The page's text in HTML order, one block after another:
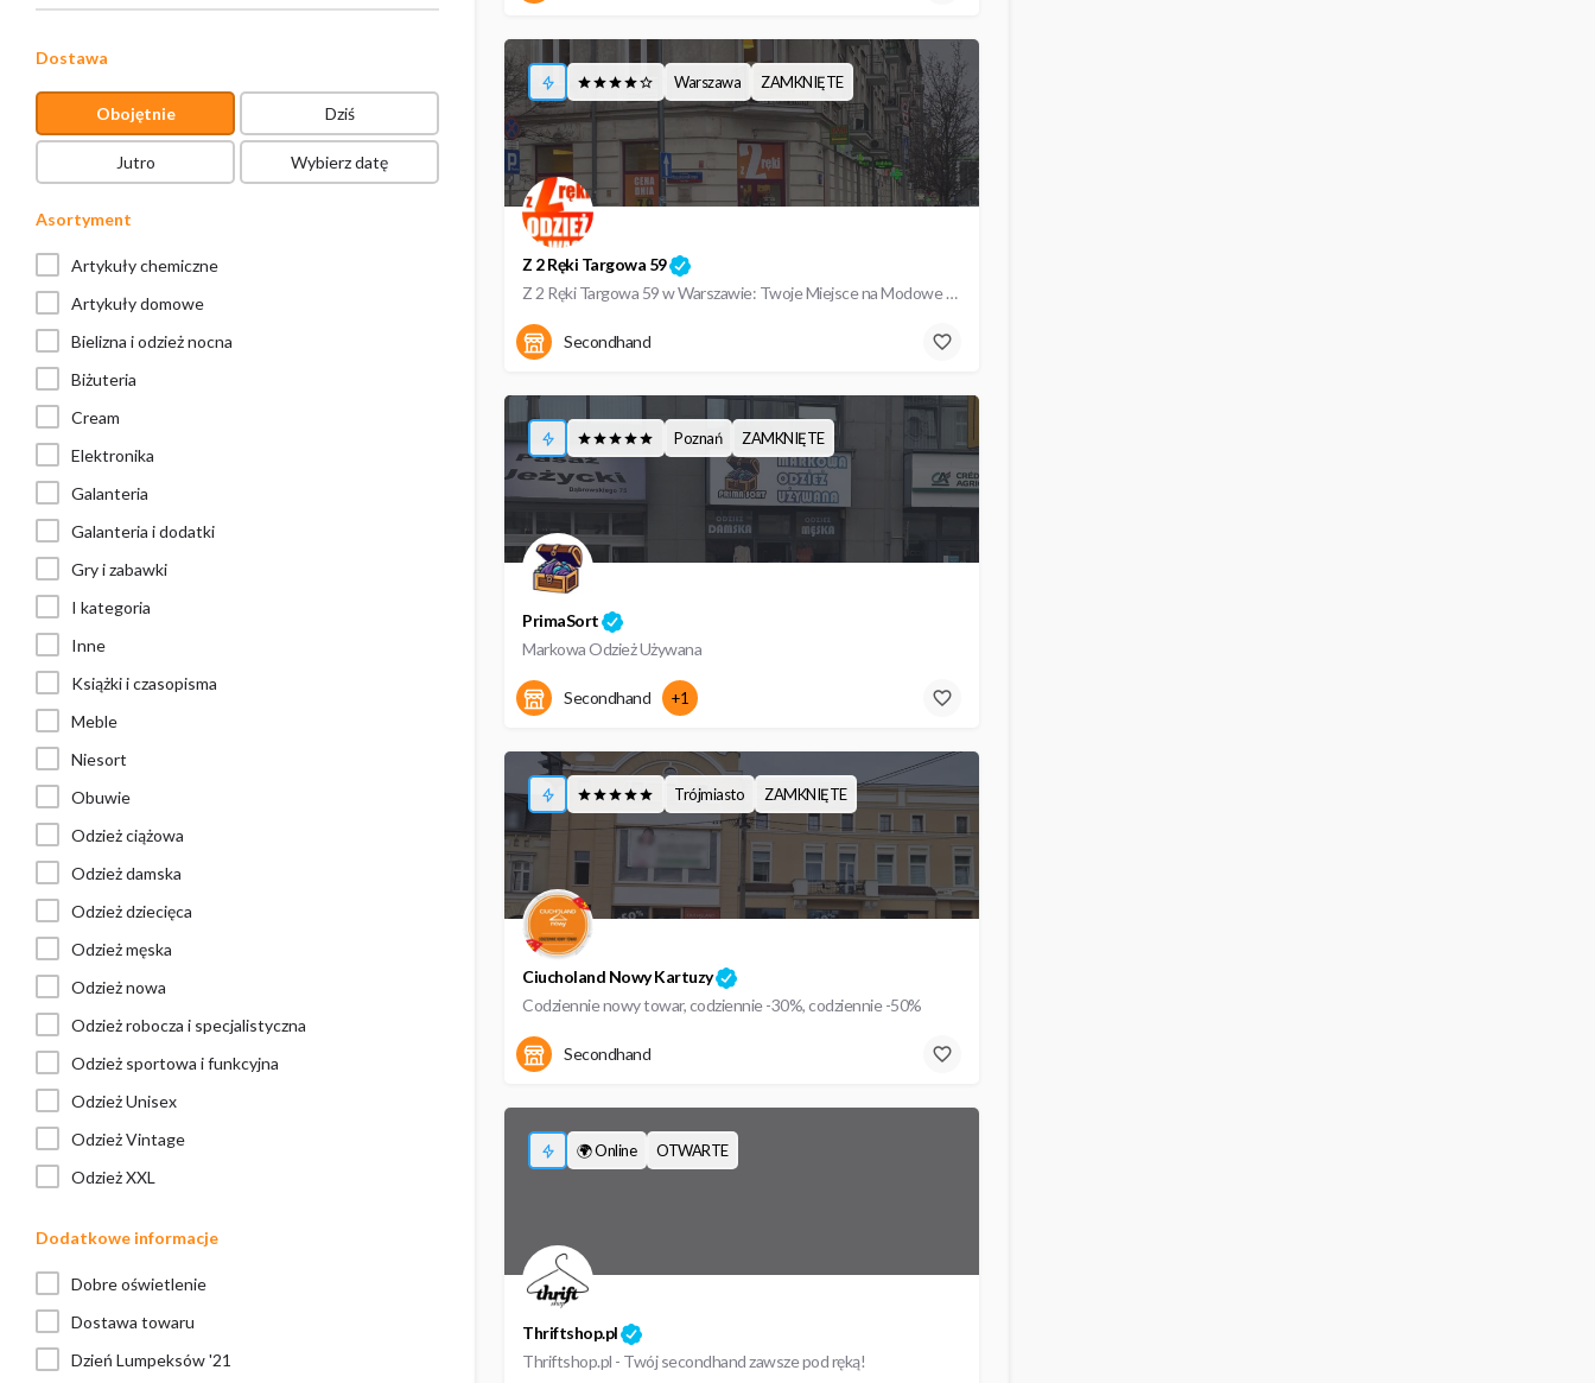
Dostawa
Obojętnie Dziś
Jutro Wybierz datę
Asortyment
Artykuły chemiczne
Artykuły domowe
Bielizna i odzież nocna
Biżuteria
Cream
Elektronika
Galanteria
Galanteria i dodatki
Gry i zabawki
I kategoria
Inne
Książki i czasopisma
Meble
Niesort
Obuwie
Odzież ciążowa
Odzież damska
Odzież dziecięca
Odzież męska
Odzież nowa
Odzież robocza i specjalistyczna
Odzież sportowa i funkcyjna
Odzież Unisex
Odzież Vintage
Odzież XXL
Dodatkowe informacje
Dobre oświetlenie
Dostawa towaru
Dzień Lumpeksów '21
Z 2 Ręki Targowa 59
Z 2 Ręki Targowa 59 w Warszawie: Twoje Miejsce na Modowe Początki Jeśli szukasz niepowtarzalnych, a zarazem…
Targowa 59
Warszawa ZAMKNIĘTE
Secondhand
PrimaSort
Markowa Odzież Używana
Jana Henryka Dąbrowskiego 75/3
Poznań ZAMKNIĘTE
Secondhand +1
Ciucholand Nowy Kartuzy
Codziennie nowy towar, codziennie -30%, codziennie -50%
Plac Świętego Brunona 2
Trójmiasto ZAMKNIĘTE
Secondhand
Thriftshop.pl
Thriftshop.pl - Twój secondhand zawsze pod ręką!
🌍 Online OTWARTE